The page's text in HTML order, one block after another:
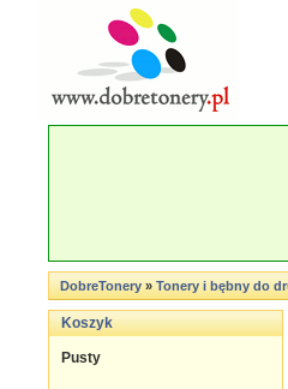
DobreTonery»Tonery i bębny do
Koszyk
Pusty